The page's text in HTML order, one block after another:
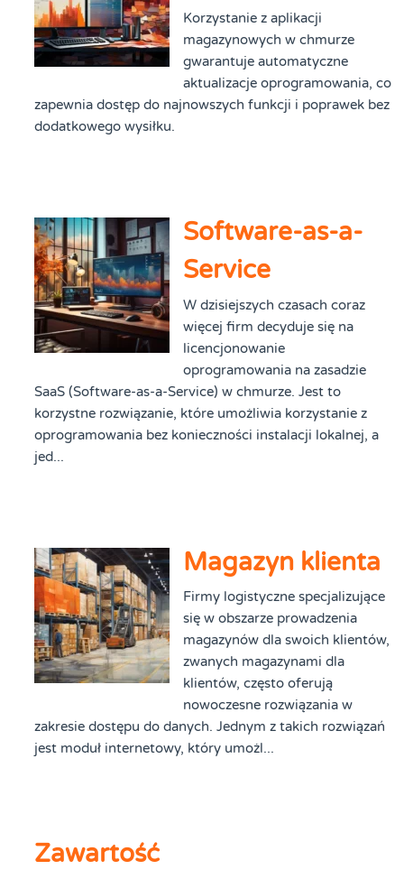
Korzystanie z aplikacji
magazynowych w chmurze
gwarantuje automatyczne
aktualizacje oprogramowania, co
zapewnia dostęp do najnowszych funkcji i poprawek bez
dodatkowego wysiłku.
Software-as-a-
Service
W dzisiejszych czasach coraz
więcej firm decyduje się na
licencjonowanie
oprogramowania na zasadzie
SaaS (Software-as-a-Service) w chmurze. Jest to
korzystne rozwiązanie, które umożliwia korzystanie z
oprogramowania bez konieczności instalacji lokalnej, a
jed...
Magazyn klienta
Firmy logistyczne specjalizujące
się w obszarze prowadzenia
magazynów dla swoich klientów,
zwanych magazynami dla
klientów, często oferują
nowoczesne rozwiązania w
zakresie dostępu do danych. Jednym z takich rozwiązań
jest moduł internetowy, który umożl...
Zawartość